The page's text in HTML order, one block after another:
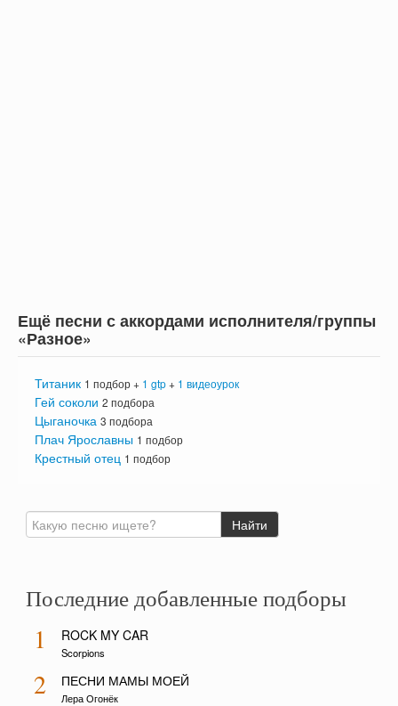
Ещё песни с аккордами исполнителя/группы
«Разное»
Титаник 1 подбор + 1 gtp+ 1 видеоурок
Гей соколи 2 подбора
Цыганочка 3 подбора
Плач Ярославны 1 подбор
Крестный отец 1 подбор
Последние добавленные подборы
1 ROCK MY CAR
Scorpions
2 ПЕСНИ МАМЫ МОЕЙ
Лера Огонёк